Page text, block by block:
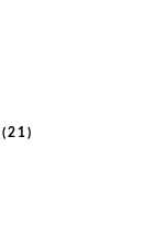
(21 )